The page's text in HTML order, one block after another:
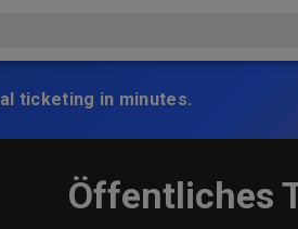
ticketing in minutes.
Öffentliches